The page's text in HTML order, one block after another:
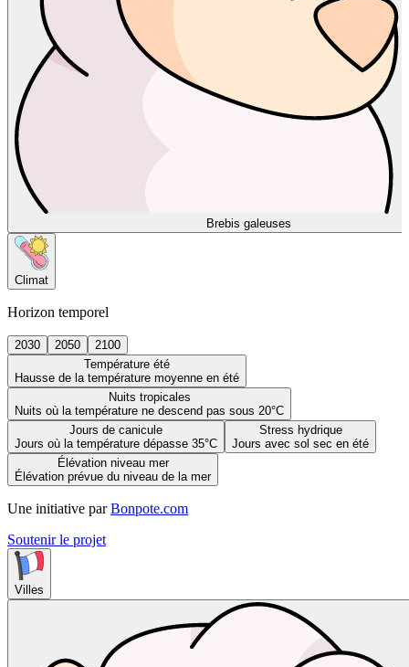
Brebis galeuses
Climat
Horizon temporel
2030 2050
2100
Température été
Hausse de la température moyenne en été
Nuits tropicales
Nuits où la température ne descend pas sous 20°C
Jours de canicule
Jours où la température dépasse 35°C
Stress hydrique
Jours avec sol sec en été
Élévation niveau mer
Élévation prévue du niveau de la mer
Une initiative par Bonpote.com
Soutenir le projet
Villes